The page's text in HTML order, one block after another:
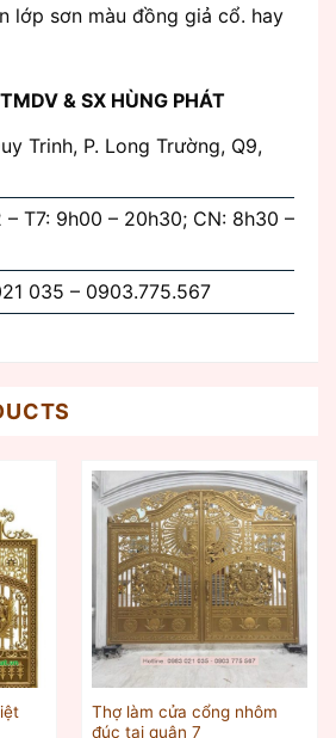
lớp sơn màu đồng giả cổ. hay
& SX HÙNG PHÁT
Trinh, P. Long Trường, Q9,
T7: 9h00 – 20h30; CN: 8h30 –
035 – 0903.775.567
Thợ làm cửa cổng nhôm
đúc tại quận 7